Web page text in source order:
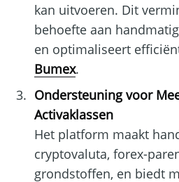
kan uitvoeren. Dit
behoefte aan
en optimaliseert
Bumex.
Ondersteuning voor
Activaklassen
Het platform maakt
cryptovaluta, forex-
grondstoffen, en biedt